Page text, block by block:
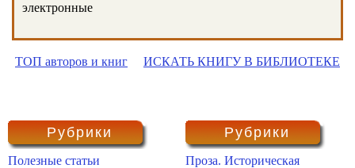
электронные
ТОП авторов и книг ИСКАТЬ КНИГУ В БИБЛИОТЕКЕ
Рубрики
Полезные статьи
Рубрики
Проза. Историческая